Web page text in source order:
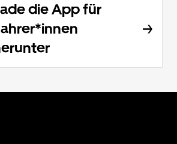
die App für